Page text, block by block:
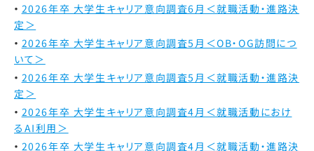
2026年卒 大学生キャリア意向調査6月＜就職活動・進路決
定＞
2026年卒 大学生キャリア意向調査5月＜OB・OG訪問につ
いて＞
2026年卒 大学生キャリア意向調査5月＜就職活動・進路決
定＞
2026年卒 大学生キャリア意向調査4月＜就職活動におけ
るAI利用＞
2026年卒 大学生キャリア意向調査4月＜就職活動・進路決